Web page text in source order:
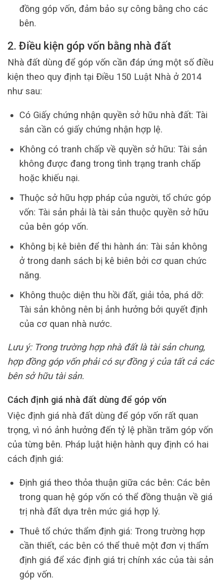
đồng góp vốn, đảm bảo sự công bằng cho các
bên.
2. Điều kiện góp vốn bằng nhà đất
Nhà đất dùng để góp vốn cần đáp ứng một số điều
kiện theo quy định tại Điều 150 Luật Nhà ở 2014
như sau:
Có Giấy chứng nhận quyền sở hữu nhà đất: Tài
sản cần có giấy chứng nhận hợp lệ.
Không có tranh chấp về quyền sở hữu: Tài sản
không được đang trong tình trạng tranh chấp
hoặc khiếu nại.
Thuộc sở hữu hợp pháp của người, tổ chức góp
vốn: Tài sản phải là tài sản thuộc quyền sở hữu
của bên góp vốn.
Không bị kê biên để thi hành án: Tài sản không
ở trong danh sách bị kê biên bởi cơ quan chức
năng.
Không thuộc diện thu hồi đất, giải tỏa, phá dỡ:
Tài sản không nên bị ảnh hưởng bởi quyết định
của cơ quan nhà nước.
Lưu ý: Trong trường hợp nhà đất là tài sản chung,
hợp đồng góp vốn phải có sự đồng ý của tất cả các
bên sở hữu tài sản.
Cách định giá nhà đất dùng để góp vốn
Việc định giá nhà đất dùng để góp vốn rất quan
trọng, vì nó ảnh hưởng đến tỷ lệ phần trăm góp vốn
của từng bên. Pháp luật hiện hành quy định có hai
cách định giá:
Định giá theo thỏa thuận giữa các bên: Các bên
trong quan hệ góp vốn có thể đồng thuận về giá
trị nhà đất dựa trên mức giá hợp lý.
Thuê tổ chức thẩm định giá: Trong trường hợp
cần thiết, các bên có thể thuê một đơn vị thẩm
định giá để xác định giá trị chính xác của tài sản
góp vốn.